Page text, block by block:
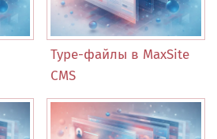
Type-файлы в MaxSite
CMS